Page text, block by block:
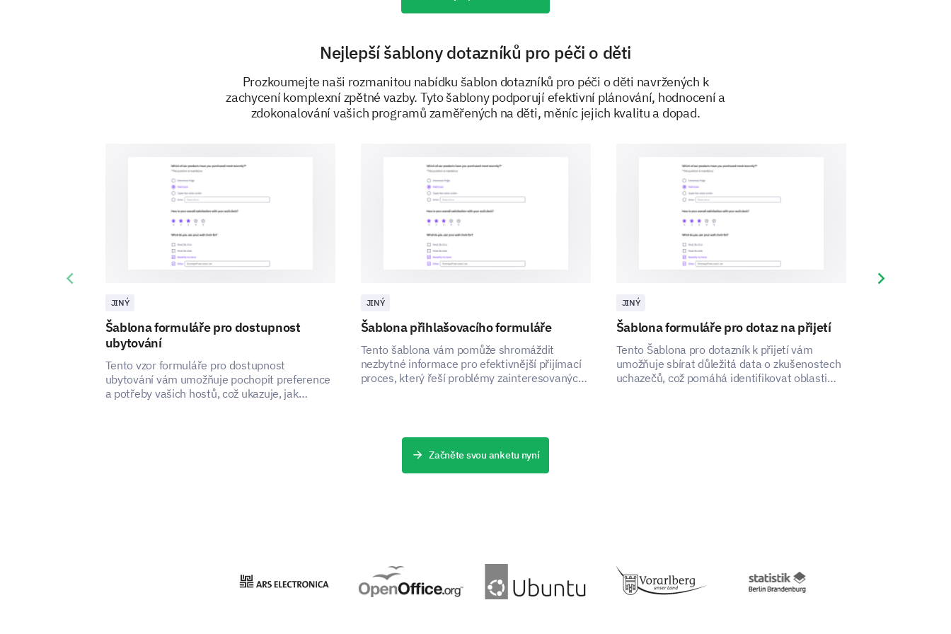
Which of the following additional activities would you like us to include?
(Please select all that apply and provide any specific feedback you have)
Cooking workshops
Sports activities
Coding workshops
Nejlepší šablony dotazníků pro péči o děti
Prozkoumejte naši rozmanitou nabídku šablon dotazníků pro péči o děti navržených k
zachycení komplexní zpětné vazby. Tyto šablony podporují efektivní plánování, hodnocení a
zdokonalování vašich programů zaměřených na děti, měníc jejich kvalitu a dopad.
JINÝ
Šablona formuláře pro dostupnost
ubytování
Tento vzor formuláře pro dostupnost
ubytování vám umožňuje pochopit preference
a potřeby vašich hostů, což ukazuje, jak
JINÝ
Šablona přihlašovacího formuláře
Tento šablona vám pomůže shromáždit
nezbytné informace pro efektivnější přijímací
proces, který řeší problémy zainteresovaných
JINÝ
Šablona formuláře pro dotaz na přijetí
Tento Šablona pro dotazník k přijetí vám
umožňuje sbírat důležitá data o zkušenostech
uchazečů, což pomáhá identifikovat oblasti
Previous slide Next slide
Začněte svou anketu nyní